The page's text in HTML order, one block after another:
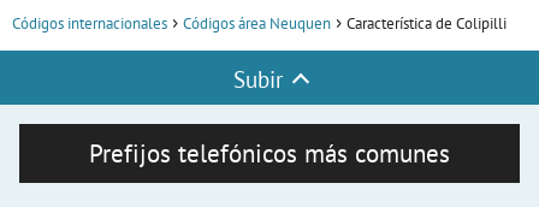
Códigos internacionales Códigos área Neuquen Característica de Colipilli
Subir
Prefijos telefónicos más comunes